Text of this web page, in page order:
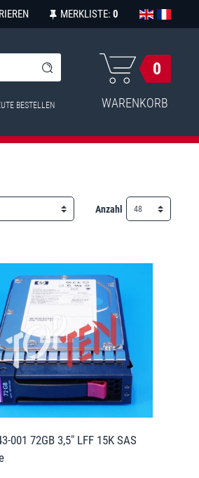
MERKLISTE: 0
BESTELLEN
0
WARENKORB
001 72GB 3,5" LFF 15K SAS